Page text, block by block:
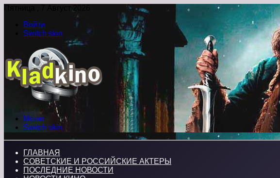
Пятница , 7 Август 2026
Войти
Switch skin
Меню
Switch skin
ГЛАВНАЯ
СОВЕТСКИЕ И РОССИЙСКИЕ АКТЕРЫ
ПОСЛЕДНИЕ НОВОСТИ